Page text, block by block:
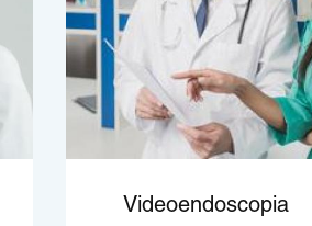
Videoendoscopia